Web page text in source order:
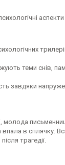
теми снів,
завдяки
молода
впала в сплячку.
трагедії.